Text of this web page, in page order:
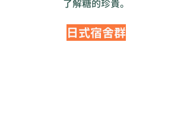
了解糖的珍貴。
日式宿舍群